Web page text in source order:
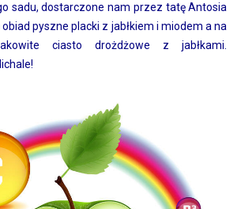
sadu, dostarczone nam przez tatę Antosia
pyszne placki z jabłkiem i miodem a na
ciasto drożdżowe z jabłkami.